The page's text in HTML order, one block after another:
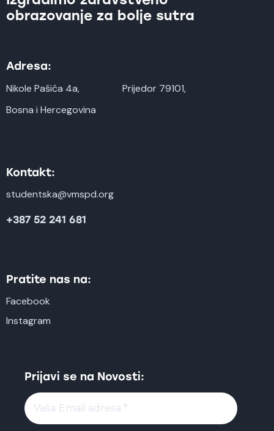
obrazovanje za bolje sutra
Adresa:
Nikole Pašića 4a,
Prijedor 79101,
Bosna i Hercegovina
Kontakt:
studentska@vmspd.org
+387 52 241 681
Pratite nas na:
Facebook
Instagram
Prijavi se na Novosti: